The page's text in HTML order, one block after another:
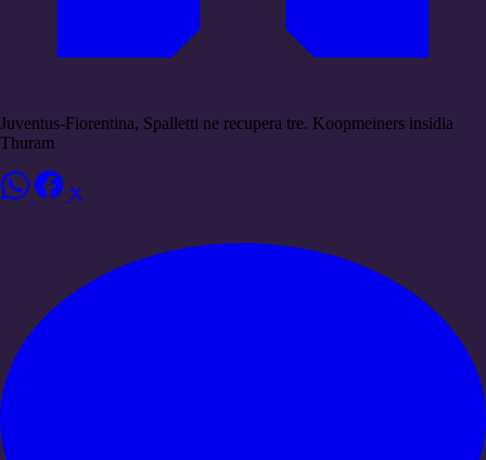
Juventus-Fiorentina, Spalletti ne recupera tre. Koopmeiners insidia
Thuram